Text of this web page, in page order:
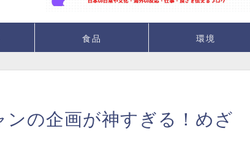
食品 環境
ンの企画が神すぎる！めざ